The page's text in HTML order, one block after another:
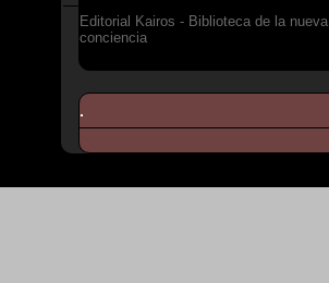
Editorial Kairos - Biblioteca de la nueva
conciencia
.